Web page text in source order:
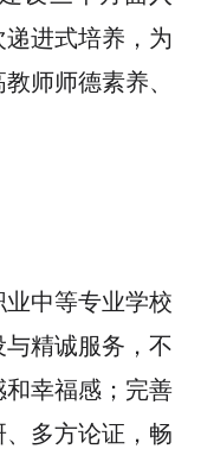
进式培养，为
师师德素养、
中等专业学校
精诚服务，不
幸福感；完善
多方论证，畅